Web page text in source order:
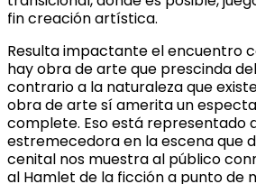
fin creación artística.
Resulta impactante el encuentro
hay obra de arte que prescinda
contrario a la naturaleza que
obra de arte sí amerita un
complete. Eso está representado
estremecedora en la escena que
cenital nos muestra al público
al Hamlet de la ficción a punto de